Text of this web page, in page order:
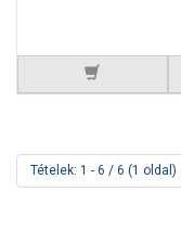
Tételek: 1 - 6 / 6 (1 oldal)